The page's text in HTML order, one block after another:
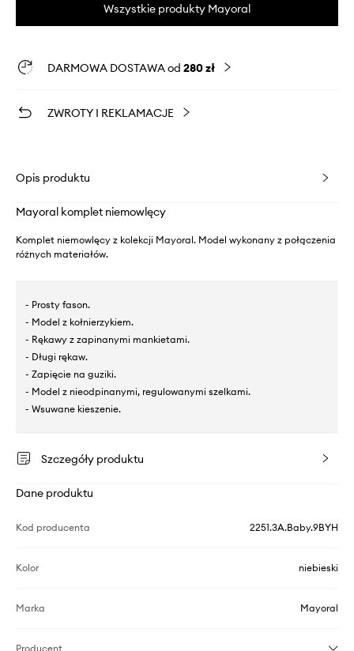
Wszystkie produkty Mayoral
DARMOWA DOSTAWA od 280 zł
ZWROTY I REKLAMACJE
Opis produktu
Mayoral komplet niemowlęcy
Komplet niemowlęcy z kolekcji Mayoral. Model wykonany z połączenia
różnych materiałów.
- Prosty fason.
- Model z kołnierzykiem.
- Rękawy z zapinanymi mankietami.
- Długi rękaw.
- Zapięcie na guziki.
- Model z nieodpinanymi, regulowanymi szelkami.
- Wsuwane kieszenie.
Szczegóły produktu
Dane produktu
Kod producenta 2251.3A.Baby.9BYH
Kolor niebieski
Marka Mayoral
Producent